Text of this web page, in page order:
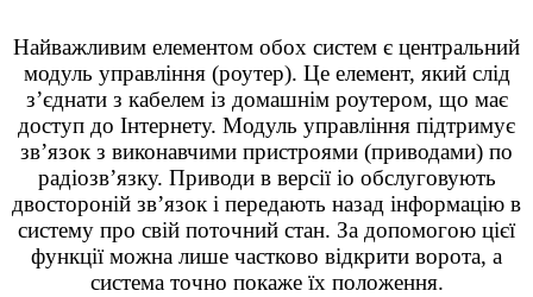
Найважливим елементом обох систем є центральний
модуль управління (роутер). Це елемент, який слід
з’єднати з кабелем із домашнім роутером, що має
доступ до Інтернету. Модуль управління підтримує
зв’язок з виконавчими пристроями (приводами) по
радіозв’язку. Приводи в версії io обслуговують
двостороній зв’язок і передають назад інформацію в
систему про свій поточний стан. За допомогою цієї
функції можна лише частково відкрити ворота, а
система точно покаже їх положення.